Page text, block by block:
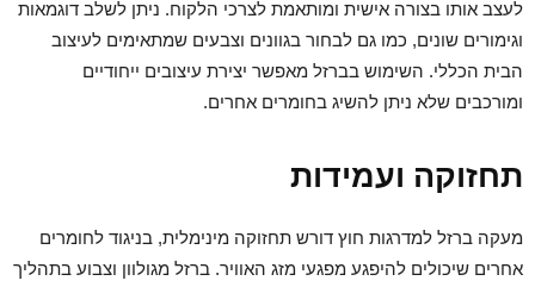
לעצב אותו בצורה אישית ומותאמת לצרכי הלקוח. ניתן לשלב דוגמאות
וגימורים שונים, כמו גם לבחור בגוונים וצבעים שמתאימים לעיצוב
הבית הכללי. השימוש בברזל מאפשר יצירת עיצובים ייחודיים
ומורכבים שלא ניתן להשיג בחומרים אחרים.
תחזוקה ועמידות
מעקה ברזל למדרגות חוץ דורש תחזוקה מינימלית, בניגוד לחומרים
אחרים שיכולים להיפגע מפגעי מזג האוויר. ברזל מגולוון וצבוע בתהליך